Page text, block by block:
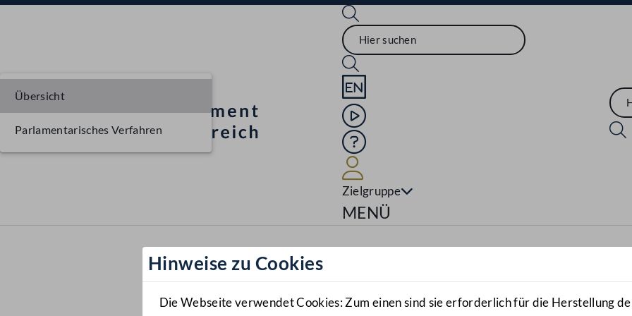
Sprache English
Mediathek
Hilfe
Zielgruppe
Navigationsmenü öffnen
MENÜ
Hinweise zu Cookies
Die Webseite verwendet Cookies: Zum einen sind sie erforderlich für die Herstellung
Übersicht
Parlamentarisches Verfahren